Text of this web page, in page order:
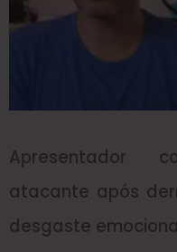
Apresentador
atacante após
desgaste